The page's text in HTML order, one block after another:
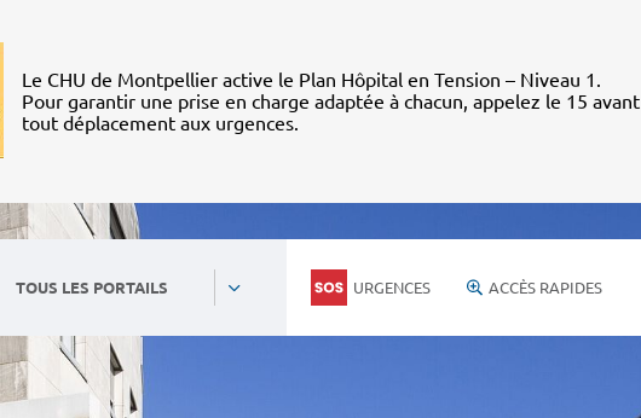
Le CHU de Montpellier active le Plan Hôpital en Tension – Niveau 1.
Pour garantir une prise en charge adaptée à chacun, appelez le 15 avant
tout déplacement aux urgences.
TOUS LES PORTAILS URGENCES ACCÈS RAPIDES